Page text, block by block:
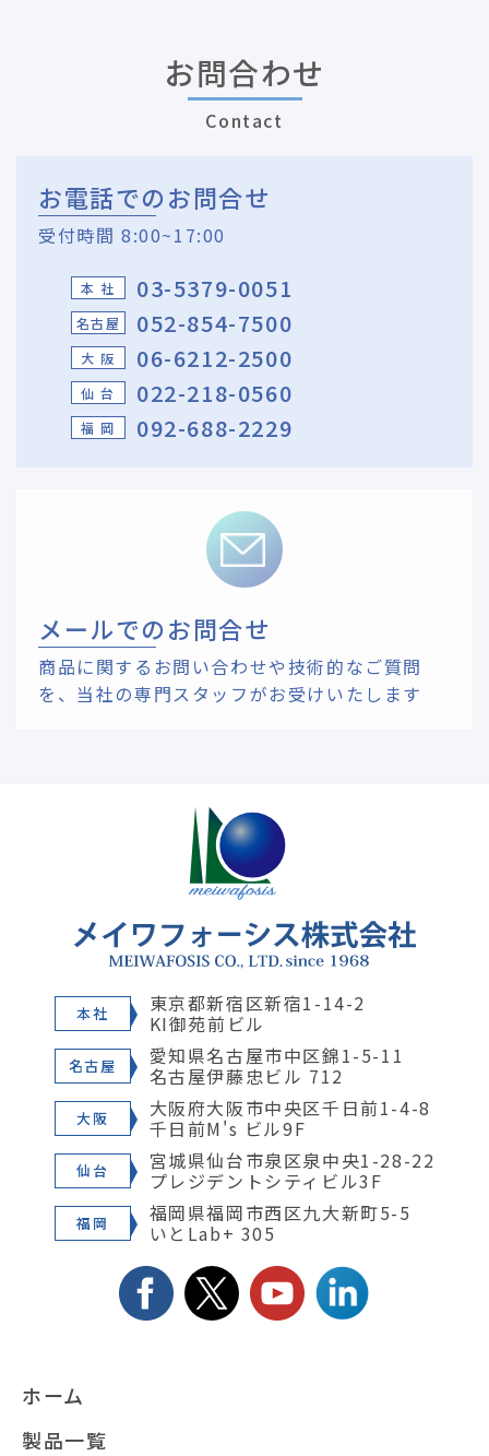
お問合わせ
Contact
お電話でのお問合せ
受付時間 8:00~17:00
本 社 03-5379-0051
名古屋 052-854-7500
大 阪 06-6212-2500
仙 台 022-218-0560
福 岡 092-688-2229
メールでのお問合せ
商品に関するお問い合わせや技術的なご質問
を、 当社の専門スタッフがお受けいたします
本社 東京都新宿区新宿1-14-2
KI御苑前ビル
名古屋 愛知県名古屋市中区錦1-5-11
名古屋伊藤忠ビル 712
大阪 大阪府大阪市中央区千日前1-4-8
千日前M's ビル9F
仙台 宮城県仙台市泉区泉中央1-28-22
プレジデントシティビル3F
福岡 福岡県福岡市西区九大新町5-5
いとLab+ 305
ホーム
製品一覧